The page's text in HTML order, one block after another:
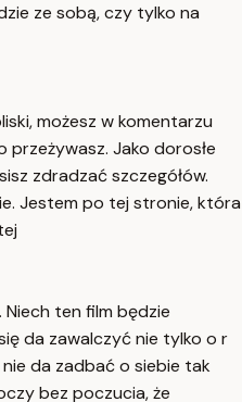
ze sobą, czy tylko na
możesz w komentarzu
Jako dorosłe
zdradzać szczegółów.
Jestem po tej stronie, która
ten film będzie
da zawalczyć nie tylko o r
da zadbać o siebie tak
bez poczucia, że